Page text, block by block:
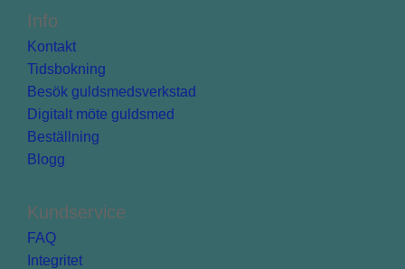
Info
Kontakt
Tidsbokning
Besök guldsmedsverkstad
Digitalt möte guldsmed
Beställning
Blogg
Kundservice
FAQ
Integritet